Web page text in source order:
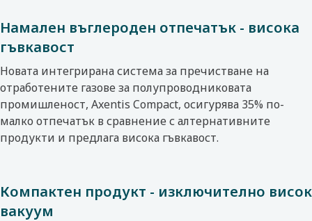
Намален въглероден отпечатък - висока
гъвкавост
Новата интегрирана система за пречистване на
отработените газове за полупроводниковата
промишленост, Axentis Compact, осигурява 35% по-
малко отпечатък в сравнение с алтернативните
продукти и предлага висока гъвкавост.
Компактен продукт - изключително висок
вакуум